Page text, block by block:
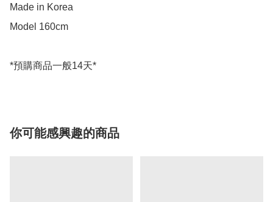
Made in Korea
Model 160cm
你可能感興趣的商品